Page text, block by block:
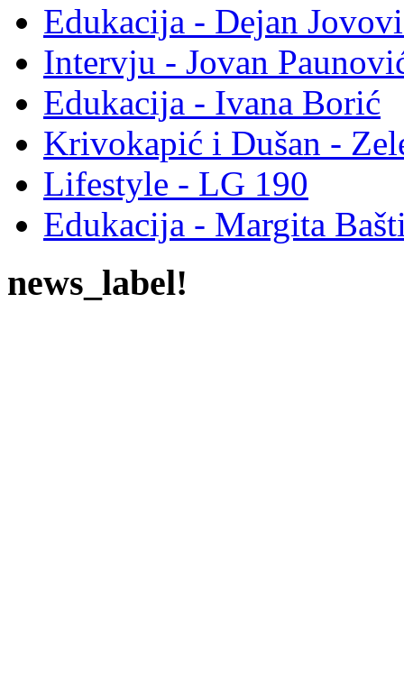
Edukacija - Dejan
Intervju - Jovan
Edukacija - Ivana Borić
Krivokapić i Dušan -
Lifestyle - LG 190
Edukacija - Margita
news_label!